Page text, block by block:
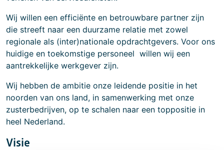
Wij willen een efficiënte en betrouwbare partner zijn
die streeft naar een duurzame relatie met zowel
regionale als (inter)nationale opdrachtgevers. Voor ons
huidige en toekomstige personeel willen wij een
aantrekkelijke werkgever zijn.
Wij hebben de ambitie onze leidende positie in het
noorden van ons land, in samenwerking met onze
zusterbedrijven, op te schalen naar een toppositie in
heel Nederland.
Visie